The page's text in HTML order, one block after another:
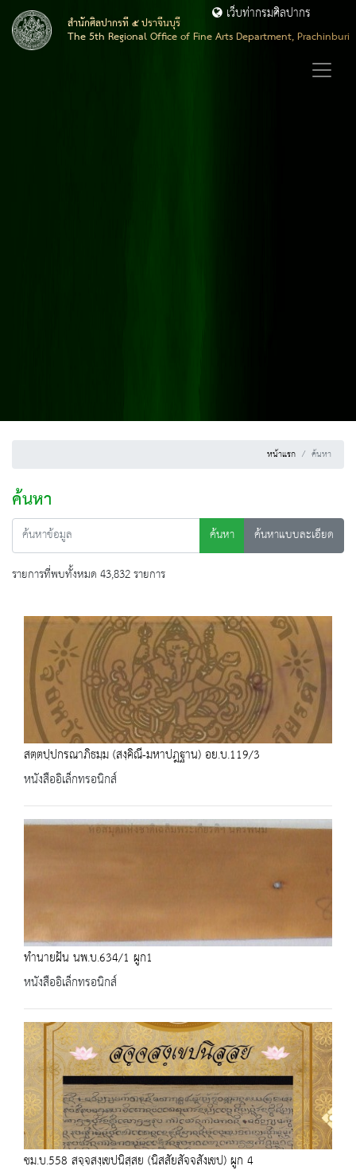
สำนักศิลปากรที่ ๕ ปราจีนบุรี
The 5th Regional Office of Fine Arts Department, Prachinburi
เว็บท่ากรมศิลปากร
หน้าแรก ค้นหา
ค้นหา
ค้นหา
ค้นหาแบบละเอียด
รายการที่พบทั้งหมด 43,832 รายการ
สตฺตปฺปกรณาภิธมฺม (สงฺคิณี-มหาปฎฐาน) อย.บ.119/3
หนังสืออิเล็กทรอนิกส์
ทำนายฝัน นพ.บ.634/1 ผูก1
หนังสืออิเล็กทรอนิกส์
ชม.บ.558 สจฺจสงฺเขปนิสฺสย (นิสสัยสัจจสังเขป) ผูก 4